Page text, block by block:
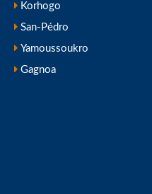
Korhogo
San-Pédro
Yamoussoukro
Gagnoa